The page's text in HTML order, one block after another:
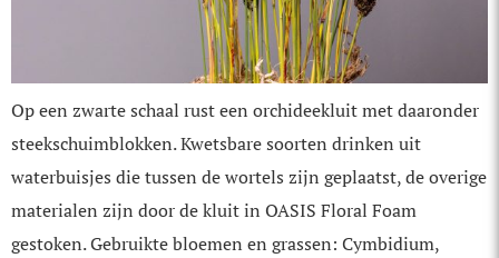
Op een zwarte schaal rust een orchideekluit met daaronder
steekschuimblokken. Kwetsbare soorten drinken uit
waterbuisjes die tussen de wortels zijn geplaatst, de overige
materialen zijn door de kluit in OASIS Floral Foam
gestoken. Gebruikte bloemen en grassen: Cymbidium,